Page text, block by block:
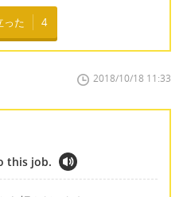
った 4
2018/10/18 11:33
this job.